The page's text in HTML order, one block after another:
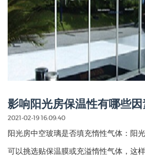
影响阳光房保温性有哪些因
2021-02-19 16:09:40
阳光房中空玻璃是否填充惰性气体：阳
可以挑选贴保温膜或充溢惰性气体，这